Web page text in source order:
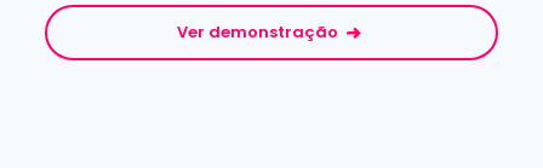
Ver demonstração